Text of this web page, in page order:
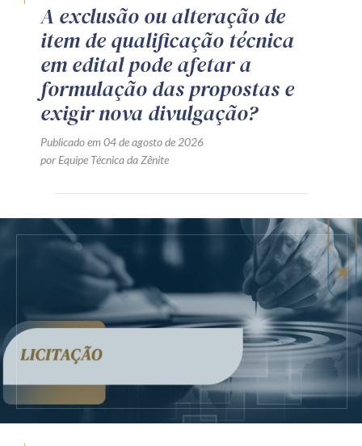
A exclusão ou alteração de
item de qualificação técnica
em edital pode afetar a
formulação das propostas e
exigir nova divulgação?
Publicado em 04 de agosto de 2026
por Equipe Técnica da Zênite